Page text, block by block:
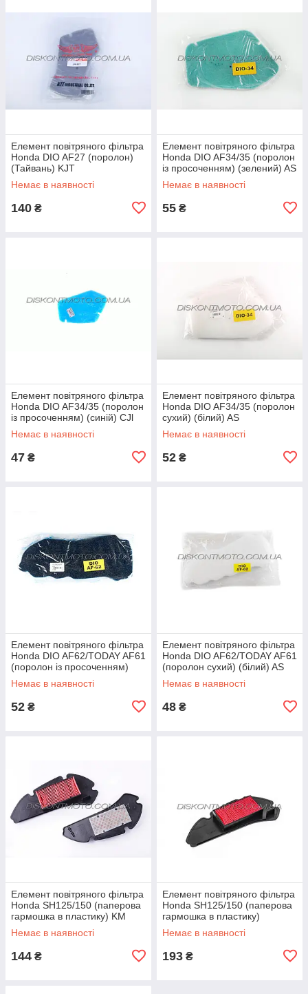
Елемент повітряного фільтра
Honda DIO AF27 (поролон)
(Тайвань) KJT
Немає в наявності
140 ₴
Елемент повітряного фільтра
Honda DIO AF34/35 (поролон
із просоченням) (зелений) AS
Немає в наявності
55 ₴
Елемент повітряного фільтра
Honda DIO AF34/35 (поролон
із просоченням) (синій) CJl
Немає в наявності
47 ₴
Елемент повітряного фільтра
Honda DIO AF34/35 (поролон
сухий) (білий) AS
Немає в наявності
52 ₴
Елемент повітряного фільтра
Honda DIO AF62/TODAY AF61
(поролон із просоченням)
(чорний) AS
Немає в наявності
52 ₴
Елемент повітряного фільтра
Honda DIO AF62/TODAY AF61
(поролон сухий) (білий) AS
Немає в наявності
48 ₴
Елемент повітряного фільтра
Honda SH125/150 (паперова
гармошка в пластику) KM
Немає в наявності
144 ₴
Елемент повітряного фільтра
Honda SH125/150 (паперова
гармошка в пластику)
KOMATCU
Немає в наявності
193 ₴